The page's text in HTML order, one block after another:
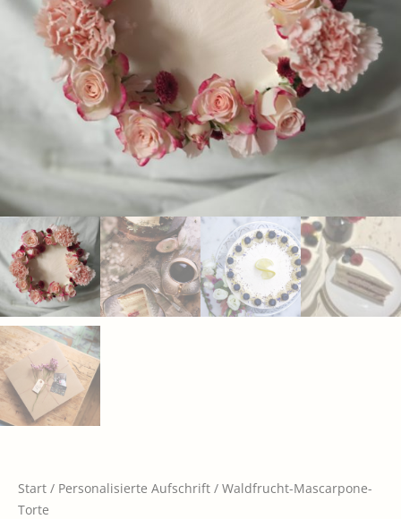
Start / Personalisierte Aufschrift / Waldfrucht-Mascarpone-
Torte